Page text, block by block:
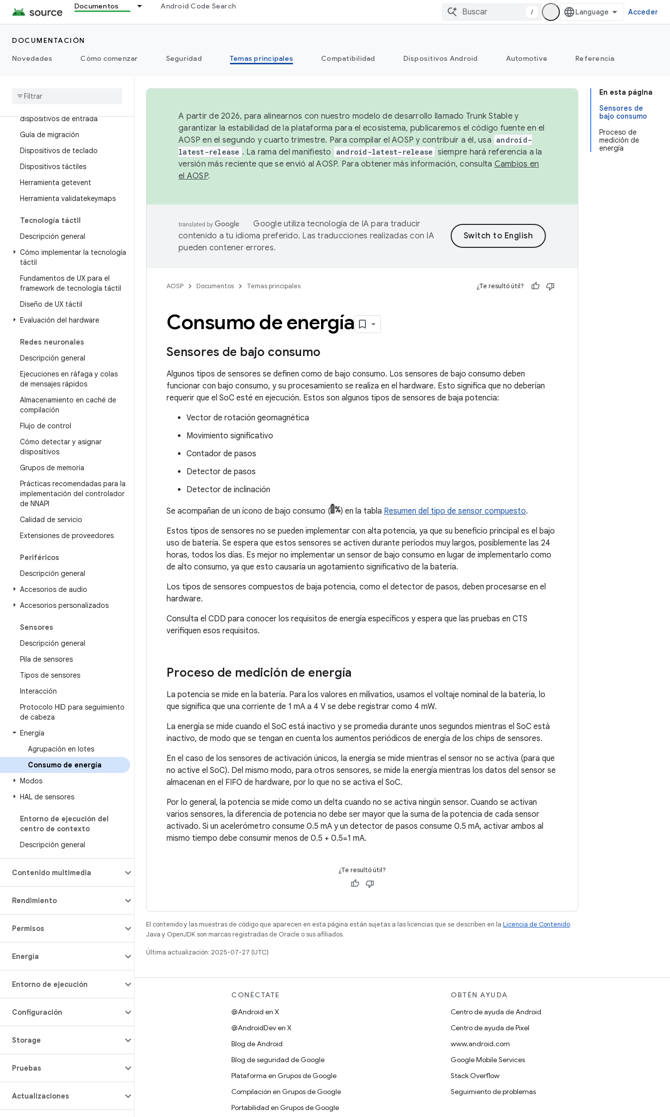
Documentos Android Code Search
/ Acceder
DOCUMENTACIÓN
Novedades
Cómo comenzar Seguridad Temas principales Compatibilidad Dispositivos Android Automotive Referencia
Descripción general
caracteres clave
dispositivos de entrada
Guía de migración
Dispositivos de teclado
Dispositivos táctiles
Herramienta getevent
Herramienta validatekeymaps
Tecnología táctil
Descripción general
Cómo implementar la tecnología
táctil
Fundamentos de UX para el
framework de tecnología táctil
Diseño de UX táctil
Evaluación del hardware
Redes neuronales
Descripción general
Ejecuciones en ráfaga y colas
de mensajes rápidos
Almacenamiento en caché de
compilación
Flujo de control
Cómo detectar y asignar
dispositivos
Grupos de memoria
Prácticas recomendadas para la
implementación del controlador
de NNAPI
Calidad de servicio
Extensiones de proveedores
Periféricos
Descripción general
Accesorios de audio
Accesorios personalizados
Sensores
Descripción general
Pila de sensores
Tipos de sensores
Interacción
Protocolo HID para seguimiento
de cabeza
Energía
Agrupación en lotes
Consumo de energía
Modos
HAL de sensores
Entorno de ejecución del
centro de contexto
Descripción general
Contenido multimedia
Rendimiento
Permisos
Energía
Entorno de ejecución
Configuración
Storage
Pruebas
Actualizaciones
En esta página
Sensores de
bajo consumo
Proceso de
medición de
energía
A partir de 2026, para alinearnos con nuestro modelo de desarrollo llamado Trunk Stable y
garantizar la estabilidad de la plataforma para el ecosistema, publicaremos el código fuente en el
AOSP en el segundo y cuarto trimestre. Para compilar el AOSP y contribuir a él, usa android-
latest-release . La rama del manifiesto android-latest-release siempre hará referencia a la
versión más reciente que se envió al AOSP. Para obtener más información, consulta Cambios en
el AOSP.
Google utiliza tecnología de IA para traducir
contenido a tu idioma preferido. Las traducciones realizadas con IA
pueden contener errores.
AOSP Documentos Temas principales ¿Te resultó útil?
Consumo de energía
Sensores de bajo consumo
Algunos tipos de sensores se definen como de bajo consumo. Los sensores de bajo consumo deben
funcionar con bajo consumo, y su procesamiento se realiza en el hardware. Esto significa que no deberían
requerir que el SoC esté en ejecución. Estos son algunos tipos de sensores de baja potencia:
Vector de rotación geomagnética
Movimiento significativo
Contador de pasos
Detector de pasos
Detector de inclinación
Se acompañan de un ícono de bajo consumo ( ) en la tabla Resumen del tipo de sensor compuesto.
Estos tipos de sensores no se pueden implementar con alta potencia, ya que su beneficio principal es el bajo
uso de batería. Se espera que estos sensores se activen durante períodos muy largos, posiblemente las 24
horas, todos los días. Es mejor no implementar un sensor de bajo consumo en lugar de implementarlo como
de alto consumo, ya que esto causaría un agotamiento significativo de la batería.
Los tipos de sensores compuestos de baja potencia, como el detector de pasos, deben procesarse en el
hardware.
Consulta el CDD para conocer los requisitos de energía específicos y espera que las pruebas en CTS
verifiquen esos requisitos.
Proceso de medición de energía
La potencia se mide en la batería. Para los valores en milivatios, usamos el voltaje nominal de la batería, lo
que significa que una corriente de 1 mA a 4 V se debe registrar como 4 mW.
La energía se mide cuando el SoC está inactivo y se promedia durante unos segundos mientras el SoC está
inactivo, de modo que se tengan en cuenta los aumentos periódicos de energía de los chips de sensores.
En el caso de los sensores de activación únicos, la energía se mide mientras el sensor no se activa (para que
no active el SoC). Del mismo modo, para otros sensores, se mide la energía mientras los datos del sensor se
almacenan en el FIFO de hardware, por lo que no se activa el SoC.
Por lo general, la potencia se mide como un delta cuando no se activa ningún sensor. Cuando se activan
varios sensores, la diferencia de potencia no debe ser mayor que la suma de la potencia de cada sensor
activado. Si un acelerómetro consume 0.5 mA y un detector de pasos consume 0.5 mA, activar ambos al
mismo tiempo debe consumir menos de 0.5 + 0.5=1 mA.
¿Te resultó útil?
El contenido y las muestras de código que aparecen en esta página están sujetas a las licencias que se describen en la Licencia de Contenido.
Java y OpenJDK son marcas registradas de Oracle o sus afiliados.
Última actualización: 2025-07-27 (UTC)
Repositorio de Android
Requisitos
Descarga
Objetos binarios del controlador
CONÉCTATE
@Android en X
@AndroidDev en X
Blog de Android
Blog de seguridad de Google
Plataforma en Grupos de Google
Compilación en Grupos de Google
Portabilidad en Grupos de Google
OBTÉN AYUDA
Centro de ayuda de Android
Centro de ayuda de Pixel
www.android.com
Google Mobile Services
Stack Overflow
Seguimiento de problemas